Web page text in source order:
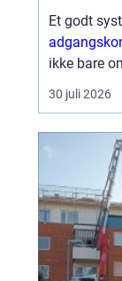
Et godt
ikke bare
Det
oversikt,
sikre
og
ryddig
lø...
30 juli 2026